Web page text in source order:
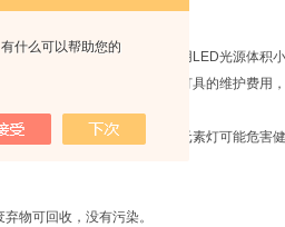
什么可以帮助您的
沉积，光率减等缺点。而采用LED光源体积
叨十万小时，可以大大降低灯具的维护费用，
柔和，无眩光，不含汞，钠元素灯可能危害
物可回收，没有污染。